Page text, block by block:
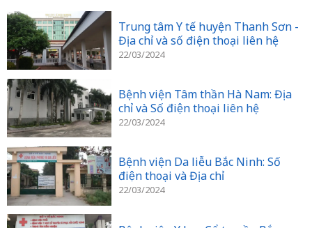
Trung tâm Y tế huyện Thanh Sơn -
Địa chỉ và số điện thoại liên hệ
22/03/2024
Bệnh viện Tâm thần Hà Nam: Địa
chỉ và Số điện thoại liên hệ
22/03/2024
Bệnh viện Da liễu Bắc Ninh: Số
điện thoại và Địa chỉ
22/03/2024